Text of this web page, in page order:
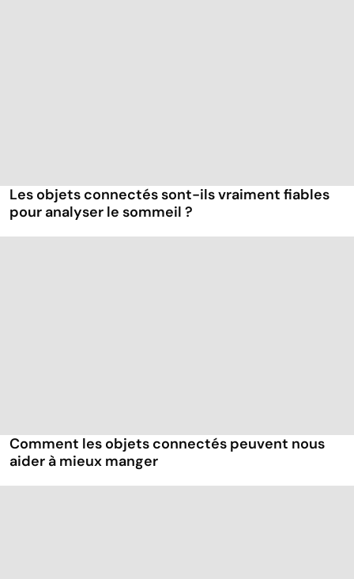
Les objets connectés sont-ils vraiment fiables
pour analyser le sommeil ?
Comment les objets connectés peuvent nous
aider à mieux manger